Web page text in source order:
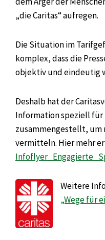
„die Caritas“ aufregen.
Die Situation im
komplex, dass die
objektiv und eindeutig
Deshalb hat der
Information speziell
zusammengestellt, um
vermitteln. Hier mehr
Weitere
„Wege für